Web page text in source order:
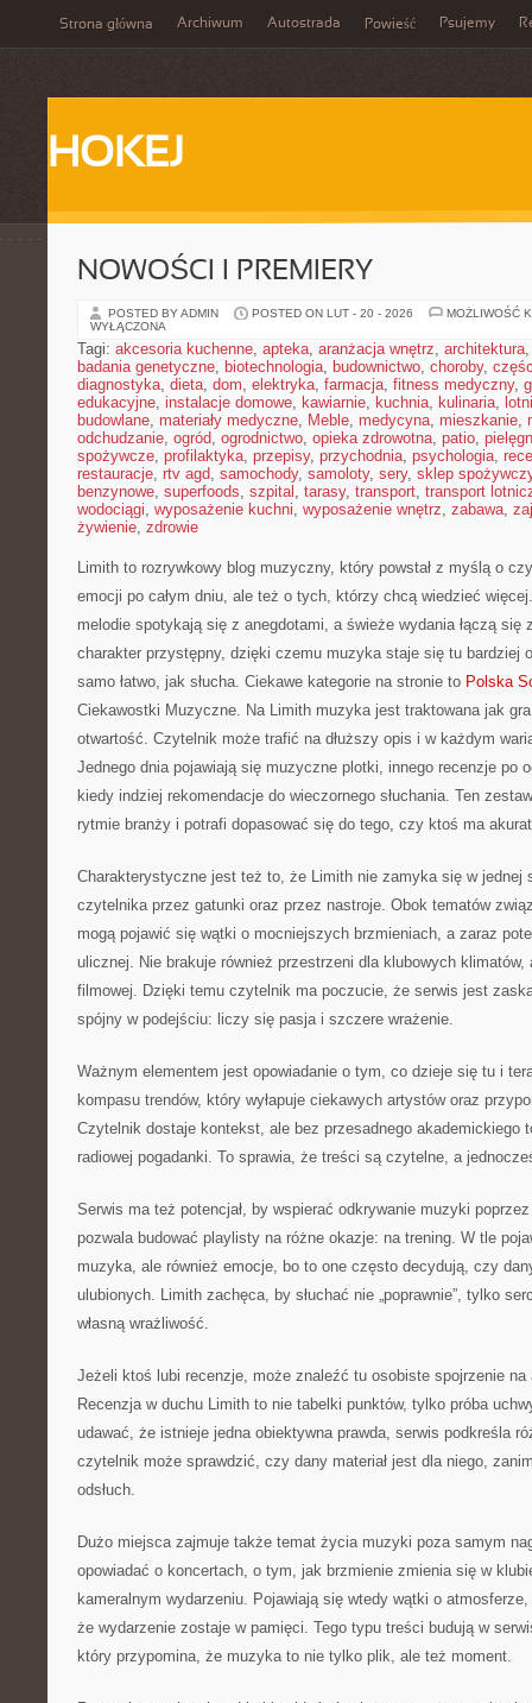
Strona główna Archiwum Autostrada Powieść Psujemy
HOKEJ
NOWOŚCI I PREMIERY
POSTED BY ADMIN POSTED ON LUT - 20 - 2026
MOŻLIWOŚĆ
WYŁĄCZONA
Tagi: akcesoria kuchenne, apteka, aranżacja wnętrz, architektura
badania genetyczne, biotechnologia, budownictwo, choroby,
diagnostyka, dieta, dom, elektryka, farmacja, fitness medyczny,
edukacyjne, instalacje domowe, kawiarnie, kuchnia, kulinaria,
budowlane, materiały medyczne, Meble, medycyna, mieszkanie,
odchudzanie, ogród, ogrodnictwo, opieka zdrowotna, patio,
spożywcze, profilaktyka, przepisy, przychodnia, psychologia,
restauracje, rtv agd, samochody, samoloty, sery, sklep
benzynowe, superfoods, szpital , tarasy, transport, transport
wodociągi, wyposażenie kuchni, wyposażenie wnętrz, zabawa,
żywienie, zdrowie
Limith to rozrywkowy blog muzyczny, który powstał z myślą o
emocji po całym dniu, ale też o tych, którzy chcą wiedzieć
melodie spotykają się z anegdotami, a świeże wydania łączą się
charakter przystępny, dzięki czemu muzyka staje się tu bardziej
samo łatwo, jak słucha. Ciekawe kategorie na stronie to Polska
Ciekawostki Muzyczne. Na Limith muzyka jest traktowana jak
otwartość. Czytelnik może trafić na dłuższy opis i w każdym
Jednego dnia pojawiają się muzyczne plotki, innego recenzje po
kiedy indziej rekomendacje do wieczornego słuchania. Ten
rytmie branży i potrafi dopasować się do tego, czy ktoś ma
Charakterystyczne jest też to, że Limith nie zamyka się w jednej
czytelnika przez gatunki oraz przez nastroje. Obok tematów
mogą pojawić się wątki o mocniejszych brzmieniach, a zaraz
ulicznej. Nie brakuje również przestrzeni dla klubowych
filmowej. Dzięki temu czytelnik ma poczucie, że serwis jest
spójny w podejściu: liczy się pasja i szczere wrażenie.
Ważnym elementem jest opowiadanie o tym, co dzieje się tu i
kompasu trendów, który wyłapuje ciekawych artystów oraz
Czytelnik dostaje kontekst, ale bez przesadnego akademickiego
radiowej pogadanki. To sprawia, że treści są czytelne, a
Serwis ma też potencjał, by wspierać odkrywanie muzyki
pozwala budować playlisty na różne okazje: na trening. W tle
muzyka, ale również emocje, bo to one często decydują, czy
ulubionych. Limith zachęca, by słuchać nie „poprawnie”, tylko
własną wrażliwość.
Jeżeli ktoś lubi recenzje, może znaleźć tu osobiste spojrzenie na
Recenzja w duchu Limith to nie tabelki punktów, tylko próba
udawać, że istnieje jedna obiektywna prawda, serwis podkreśla
czytelnik może sprawdzić, czy dany materiał jest dla niego,
odsłuch.
Dużo miejsca zajmuje także temat życia muzyki poza samym
opowiadać o koncertach, o tym, jak brzmienie zmienia się w
kameralnym wydarzeniu. Pojawiają się wtedy wątki o
że wydarzenie zostaje w pamięci. Tego typu treści budują w
który przypomina, że muzyka to nie tylko plik, ale też moment.